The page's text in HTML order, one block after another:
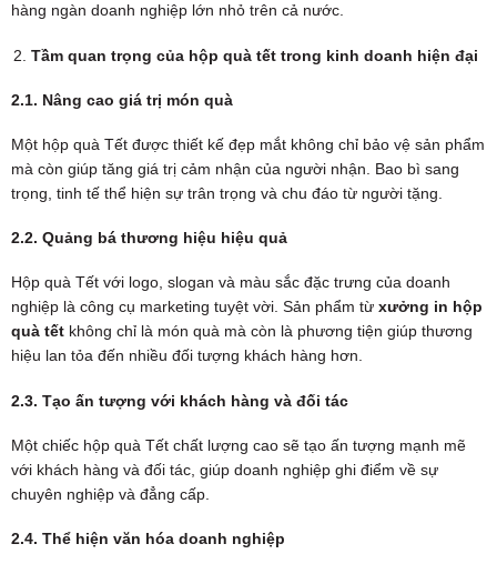
hàng ngàn doanh nghiệp lớn nhỏ trên cả nước.
Tầm quan trọng của hộp quà tết trong kinh doanh hiện đại
2.1. Nâng cao giá trị món quà
Một hộp quà Tết được thiết kế đẹp mắt không chỉ bảo vệ sản phẩm
mà còn giúp tăng giá trị cảm nhận của người nhận. Bao bì sang
trọng, tinh tế thể hiện sự trân trọng và chu đáo từ người tặng.
2.2. Quảng bá thương hiệu hiệu quả
Hộp quà Tết với logo, slogan và màu sắc đặc trưng của doanh
nghiệp là công cụ marketing tuyệt vời. Sản phẩm từ xưởng in hộp
quà tếtkhông chỉ là món quà mà còn là phương tiện giúp thương
hiệu lan tỏa đến nhiều đối tượng khách hàng hơn.
2.3. Tạo ấn tượng với khách hàng và đối tác
Một chiếc hộp quà Tết chất lượng cao sẽ tạo ấn tượng mạnh mẽ
với khách hàng và đối tác, giúp doanh nghiệp ghi điểm về sự
chuyên nghiệp và đẳng cấp.
2.4. Thể hiện văn hóa doanh nghiệp